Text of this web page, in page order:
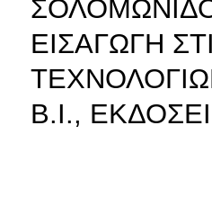
ΕΙΣΑΓΩΓΗ
Β.Ι.,